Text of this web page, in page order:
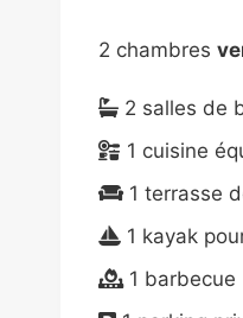
2 chambres
2 salles de
1 cuisine
1 terrasse
1 kayak
1 barbecue